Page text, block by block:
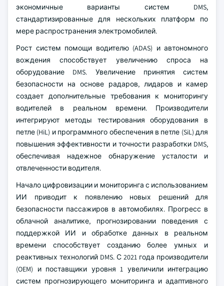
экономичные варианты систем DMS,
стандартизированные для нескольких платформ по
мере распространения электромобилей.
Рост систем помощи водителю (ADAS) и автономного
вождения способствует увеличению спроса на
оборудование DMS. Увеличение принятия систем
безопасности на основе радаров, лидаров и камер
создает дополнительные требования к мониторингу
водителей в реальном времени. Производители
интегрируют методы тестирования оборудования в
петле (HiL) и программного обеспечения в петле (SiL) для
повышения эффективности и точности разработки DMS,
обеспечивая надежное обнаружение усталости и
отвлеченности водителя.
Начало цифровизации и мониторинга с использованием
ИИ приводит к появлению новых решений для
безопасности пассажиров в автомобилях. Прогресс в
облачной аналитике, прогнозировании поведения с
поддержкой ИИ и обработке данных в реальном
времени способствует созданию более умных и
реактивных технологий DMS. С 2021 года производители
(OEM) и поставщики уровня 1 увеличили интеграцию
систем прогнозирующего мониторинга и адаптивного